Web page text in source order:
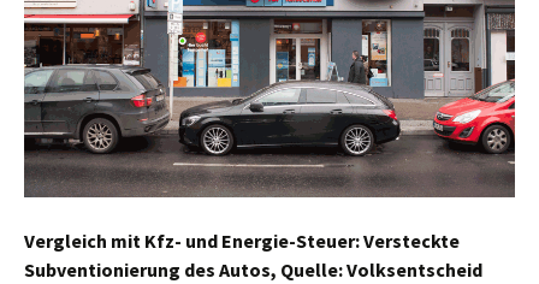
Vergleich mit Kfz- und Energie-Steuer: Versteckte
Subventionierung des Autos, Quelle: Volksentscheid